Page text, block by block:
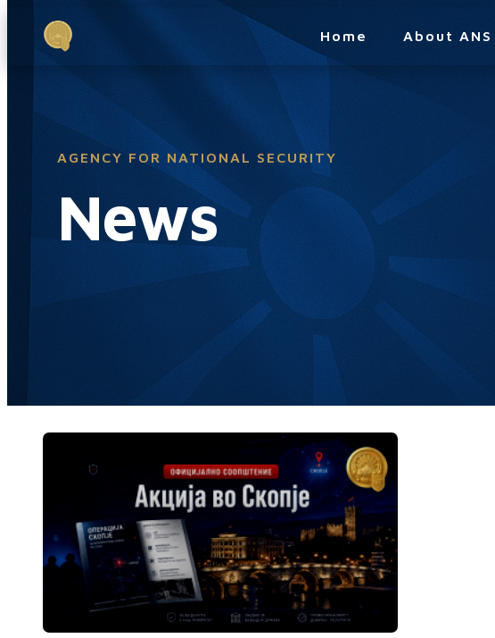
Home About ANS
AGENCY FOR NATIONAL SECURITY
News